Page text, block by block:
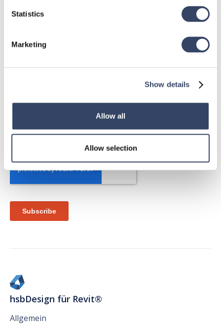
Statistics
Marketing
Show details
Allow all
Allow selection
hsbDesign für Revit®
Allgemein